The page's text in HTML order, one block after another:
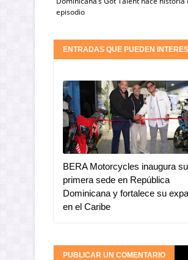
episodio
ENTRADAS QUE PUEDEN
BERA Motorcycles inaugura su
primera sede en República
Dominicana y fortalece su
en el Caribe
PUBLICAR UN COMENTARIO